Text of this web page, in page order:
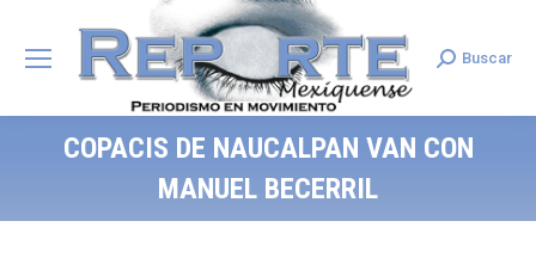
Search:
Buscar
COPACIS DE NAUCALPAN VAN CON
MANUEL BECERRIL